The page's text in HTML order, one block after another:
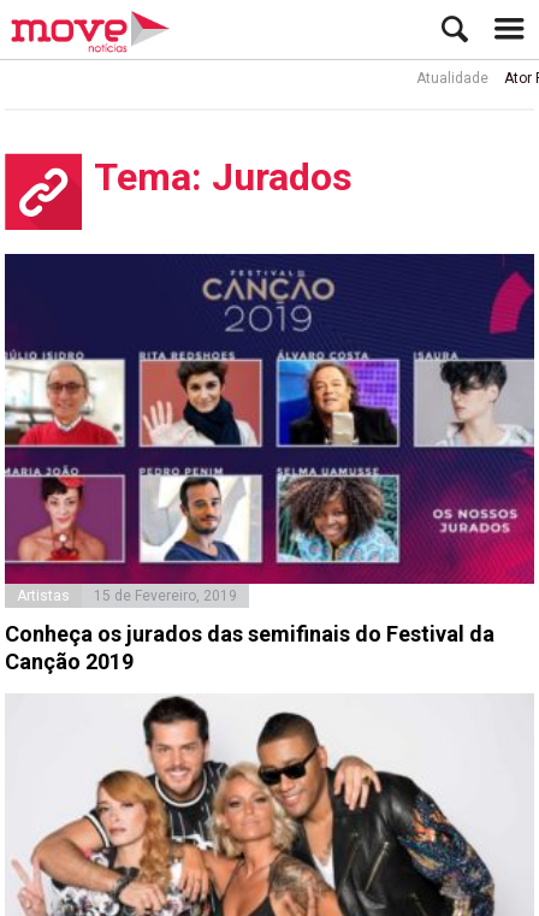
Ator Rui de Sá
Tema: Jurados
Artistas 15 de Fevereiro, 2019
Conheça os jurados das semifinais do Festival da
Canção 2019